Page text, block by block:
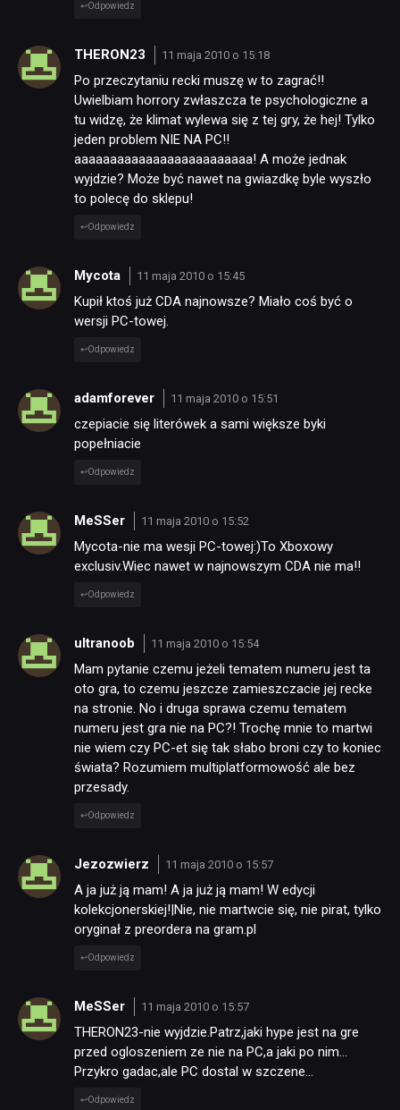
Odpowiedz
THERON23 11 maja 2010 o 15:18
Po przeczytaniu recki muszę w to zagrać!!
Uwielbiam horrory zwłaszcza te psychologiczne a
tu widzę, że klimat wylewa się z tej gry, że hej! Tylko
jeden problem NIE NA PC!!
aaaaaaaaaaaaaaaaaaaaaaaaa! A może jednak
wyjdzie? Może być nawet na gwiazdkę byle wyszło
to polecę do sklepu!
Odpowiedz
Mycota 11 maja 2010 o 15:45
Kupił ktoś już CDA najnowsze? Miało coś być o
wersji PC-towej.
Odpowiedz
adamforever 11 maja 2010 o 15:51
czepiacie się literówek a sami większe byki
popełniacie
Odpowiedz
MeSSer 11 maja 2010 o 15:52
Mycota-nie ma wesji PC-towej:)To Xboxowy
exclusiv.Wiec nawet w najnowszym CDA nie ma!!
Odpowiedz
ultranoob 11 maja 2010 o 15:54
Mam pytanie czemu jeżeli tematem numeru jest ta
oto gra, to czemu jeszcze zamieszczacie jej recke
na stronie. No i druga sprawa czemu tematem
numeru jest gra nie na PC?! Trochę mnie to martwi
nie wiem czy PC-et się tak słabo broni czy to koniec
świata? Rozumiem multiplatformowość ale bez
przesady.
Odpowiedz
Jezozwierz 11 maja 2010 o 15:57
A ja już ją mam! A ja już ją mam! W edycji
kolekcjonerskiej!|Nie, nie martwcie się, nie pirat, tylko
oryginał z preordera na gram.pl
Odpowiedz
MeSSer 11 maja 2010 o 15:57
THERON23-nie wyjdzie.Patrz,jaki hype jest na gre
przed ogloszeniem ze nie na PC,a jaki po nim…
Przykro gadac,ale PC dostal w szczene…
Odpowiedz